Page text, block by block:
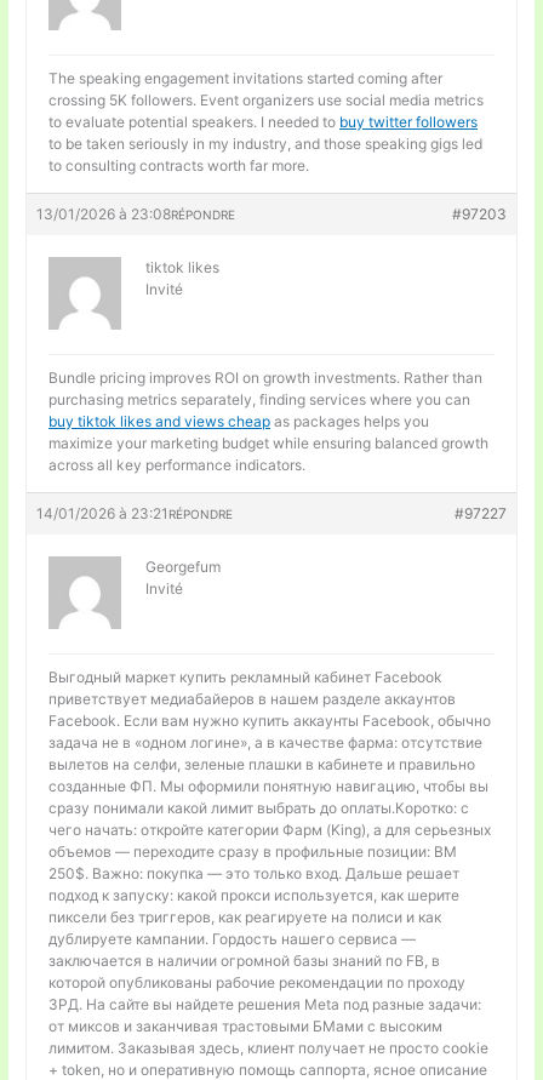
The speaking engagement invitations started coming after
crossing 5K followers. Event organizers use social media metrics
to evaluate potential speakers. I needed to buy twitter followers
to be taken seriously in my industry, and those speaking gigs led
to consulting contracts worth far more.
13/01/2026 à 23:08 #97203
RÉPONDRE
tiktok likes
Invité
Bundle pricing improves ROI on growth investments. Rather than
purchasing metrics separately, finding services where you can
buy tiktok likes and views cheap as packages helps you
maximize your marketing budget while ensuring balanced growth
across all key performance indicators.
14/01/2026 à 23:21 #97227
RÉPONDRE
Georgefum
Invité
Выгодный маркет купить рекламный кабинет Facebook
приветствует медиабайеров в нашем разделе аккаунтов
Facebook. Если вам нужно купить аккаунты Facebook, обычно
задача не в «одном логине», а в качестве фарма: отсутствие
вылетов на селфи, зеленые плашки в кабинете и правильно
созданные ФП. Мы оформили понятную навигацию, чтобы вы
сразу понимали какой лимит выбрать до оплаты.Коротко: с
чего начать: откройте категории Фарм (King), а для серьезных
объемов — переходите сразу в профильные позиции: BM
250$. Важно: покупка — это только вход. Дальше решает
подход к запуску: какой прокси используется, как шерите
пиксели без триггеров, как реагируете на полиси и как
дублируете кампании. Гордость нашего сервиса —
заключается в наличии огромной базы знаний по FB, в
которой опубликованы рабочие рекомендации по проходу
ЗРД. На сайте вы найдете решения Meta под разные задачи:
от миксов и заканчивая трастовыми БМами с высоким
лимитом. Заказывая здесь, клиент получает не просто cookie
+ token, но и оперативную помощь саппорта, ясное описание